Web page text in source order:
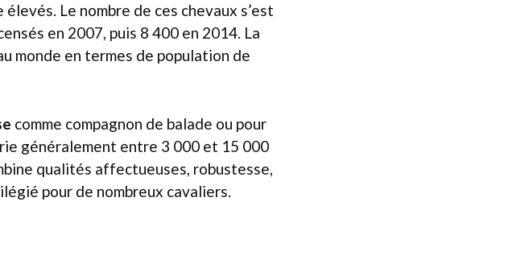
Le nombre de ces chevaux s’est
en 2007, puis 8 400 en 2014. La
monde en termes de population de
comme compagnon de balade ou pour
généralement entre 3 000 et 15 000
qualités affectueuses, robustesse,
pour de nombreux cavaliers.